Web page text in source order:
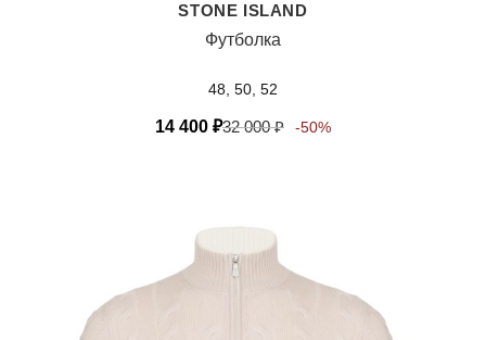
STONE ISLAND
Футболка
48, 50, 52
14 400 ₽32 000₽ -50%